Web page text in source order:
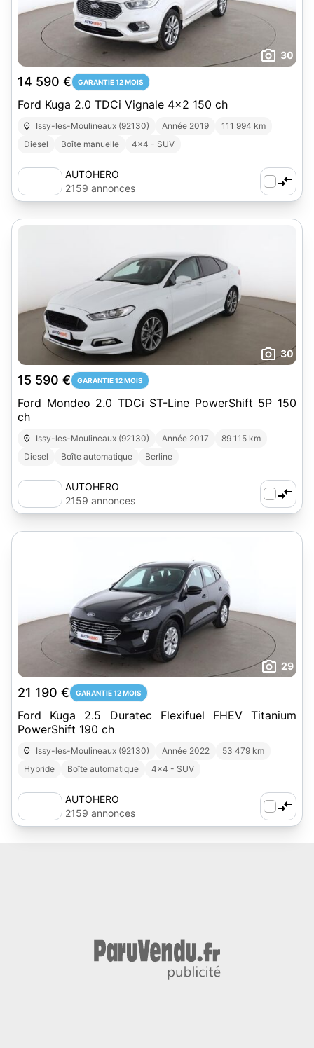
30
14 590 € GARANTIE 12 MOIS
Ford Kuga 2.0 TDCi Vignale 4x2 150 ch
Issy-les-Moulineaux (92130) Année 2019
111 994 km
Diesel
Boîte manuelle 4x4 - SUV
AUTOHERO
2159 annonces
30
15 590 € GARANTIE 12 MOIS
Ford Mondeo 2.0 TDCi ST-Line PowerShift 5P 150
ch
Issy-les-Moulineaux (92130) Année 2017
89 115 km
Diesel
Boîte automatique Berline
AUTOHERO
2159 annonces
29
21 190 € GARANTIE 12 MOIS
Ford Kuga 2.5 Duratec Flexifuel FHEV Titanium
PowerShift 190 ch
Issy-les-Moulineaux (92130) Année 2022
53 479 km
Hybride
Boîte automatique 4x4 - SUV
AUTOHERO
2159 annonces